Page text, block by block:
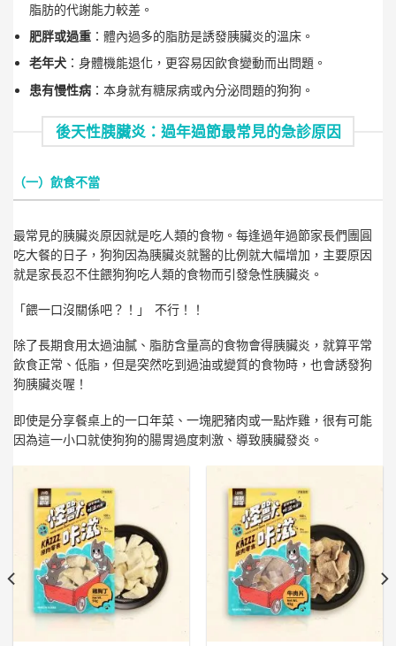
脂肪的代謝能力較差。
肥胖或過重 ：體內過多的脂肪是誘發胰臟炎的溫床。
老年犬 ：身體機能退化，更容易因飲食變動而出問題。
患有慢性病 ：本身就有糖尿病或內分泌問題的狗狗。
後天性胰臟炎：過年過節最常見的急診原因
（一）飲食不當
最常見的胰臟炎原因就是吃人類的食物。每逢過年過節家長們團圓
吃大餐的日子，狗狗因為胰臟炎就醫的比例就大幅增加，主要原因
就是家長忍不住餵狗狗吃人類的食物而引發急性胰臟炎。
「餵一口沒關係吧？！」 不行！！
除了長期食用太過油膩、脂肪含量高的食物會得胰臟炎，就算平常
飲食正常、低脂，但是突然吃到過油或變質的食物時，也會誘發狗
狗胰臟炎喔！
即使是分享餐桌上的一口年菜、一塊肥豬肉或一點炸雞，很有可能
因為這一小口就使狗狗的腸胃過度刺激、導致胰臟發炎。